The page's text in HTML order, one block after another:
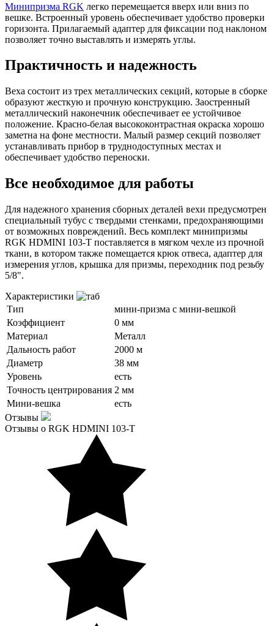
Минипризма RGK легко перемещается вверх или вниз по
вешке. Встроенный уровень обеспечивает удобство проверки
горизонта. Прилагаемый адаптер для фиксации под наклоном
позволяет точно выставлять и измерять углы.
Практичность и надежность
Веха состоит из трех металлических секций, которые в сборке
образуют жесткую и прочную конструкцию. Заостренный
металлический наконечник обеспечивает ее устойчивое
положение. Красно-белая высококонтрастная окраска хорошо
заметна на фоне местности. Малый размер секций позволяет
устанавливать прибор в труднодоступных местах и
обеспечивает удобство переноски.
Все необходимое для работы
Для надежного хранения сборных деталей вехи предусмотрен
специальный тубус с твердыми стенками, предохраняющими
от возможных повреждений. Весь комплект минипризмы
RGK HDMINI 103-T поставляется в мягком чехле из прочной
ткани, в котором также помещается крюк отвеса, адаптер для
измерения углов, крышка для призмы, переходник под резьбу
5/8".
Характеристики
Тип
мини-призма с мини-вешкой
Коэффициент
0 мм
Материал
Металл
Дальность работ
2000 м
Диаметр
38 мм
Уровень
есть
Точность центрирования 2 мм
Мини-вешка
есть
Отзывы
Отзывы о RGK HDMINI 103-T